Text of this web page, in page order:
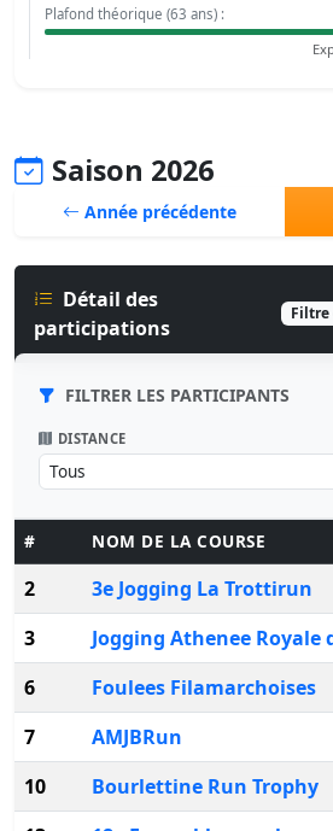
Plafond théorique (63 ans) :
Saison 2026
Année précédente
Détail des
participations
Filtre
FILTRER LES PARTICIPANTS
DISTANCE
# NOM DE LA COURSE
2
3e Jogging La Trottirun
3
Jogging Athenee Royale
6
Foulees Filamarchoises
7
AMJBRun
10
Bourlettine Run Trophy